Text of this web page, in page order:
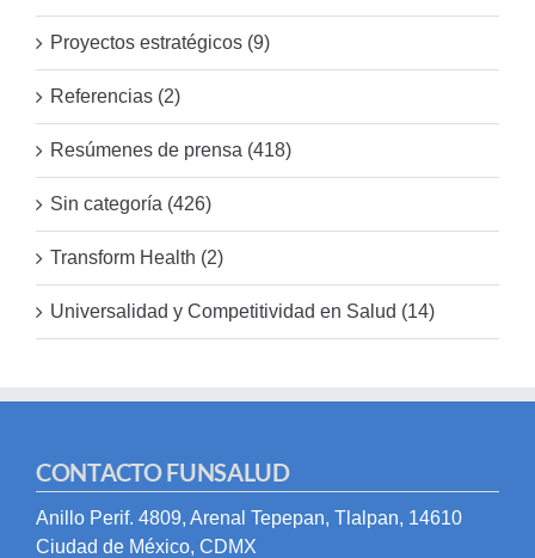
Proyectos estratégicos (9)
Referencias (2)
Resúmenes de prensa (418)
Sin categoría (426)
Transform Health (2)
Universalidad y Competitividad en Salud (14)
CONTACTO FUNSALUD
Anillo Perif. 4809, Arenal Tepepan, Tlalpan, 14610
Ciudad de México, CDMX